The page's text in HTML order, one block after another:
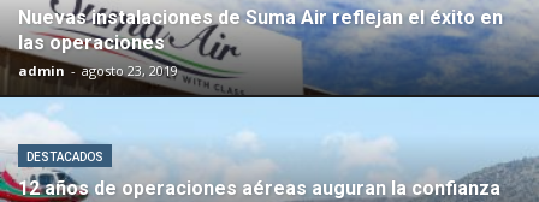
Nuevas instalaciones de Suma Air reflejan el éxito en
las operaciones
admin - agosto 23, 2019
DESTACADOS
12 años de operaciones aéreas auguran la confianza